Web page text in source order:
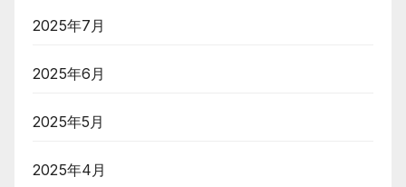
2025年7月
2025年6月
2025年5月
2025年4月